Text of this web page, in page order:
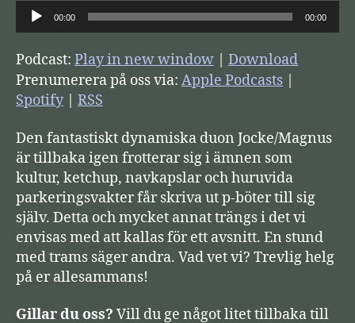
j
u
d
s
e
l
a
r
e
00:00 00:00
Podcast: Play in new window
Download
Prenumerera på oss via: Apple Podcasts
Spotify| RSS
Den fantastiskt dynamiska duon Jocke/Magnus
är tillbaka igen frotterar sig i ämnen som
kultur, ketchup, navkapslar och huruvida
parkeringsvakter får skriva ut p-böter till sig
själv. Detta och mycket annat trängs i det vi
envisas med att kallas för ett avsnitt. En stund
med trams säger andra. Vad vet vi? Trevlig helg
på er allesammans!
Gillar du oss? Vill du ge något litet tillbaka till